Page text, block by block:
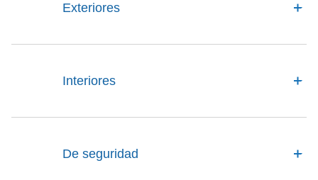
Exteriores
Interiores
De seguridad